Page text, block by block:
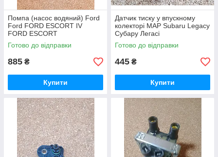
Помпа (насос водяний) Ford
Ford FORD ESCORT IV
FORD ESCORT
Готово до відправки
885 ₴
Купити
Датчик тиску у впускному
колекторі MAP Subaru Legacy
Субару Легасі
Готово до відправки
445 ₴
Купити